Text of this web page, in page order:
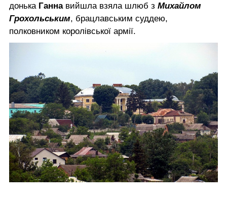
донька Ганна вийшла взяла шлюб з Михайлом
Грохольським, брацлавським суддею,
полковником королівської армії.